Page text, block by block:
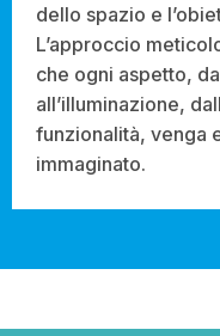
dello spazio e
L’approccio
che ogni aspetto,
all’illuminazione,
funzionalità, venga
immaginato.